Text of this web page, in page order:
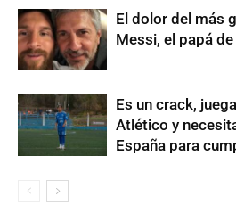
El dolor del más
Messi, el papá de
Es un crack,
Atlético y
España para